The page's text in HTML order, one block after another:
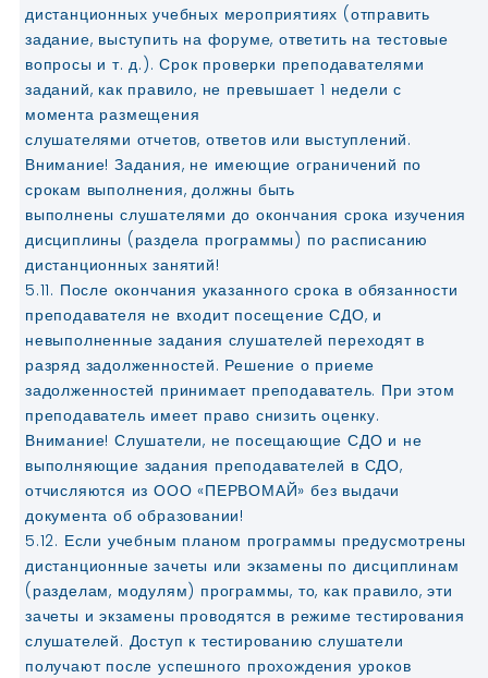
дистанционных учебных мероприятиях (отправить
задание, выступить на форуме, ответить на тестовые
вопросы и т. д.). Срок проверки преподавателями
заданий, как правило, не превышает 1 недели с
момента размещения
слушателями отчетов, ответов или выступлений.
Внимание! Задания, не имеющие ограничений по
срокам выполнения, должны быть
выполнены слушателями до окончания срока изучения
дисциплины (раздела программы) по расписанию
дистанционных занятий!
5.11. После окончания указанного срока в обязанности
преподавателя не входит посещение СДО, и
невыполненные задания слушателей переходят в
разряд задолженностей. Решение о приеме
задолженностей принимает преподаватель. При этом
преподаватель имеет право снизить оценку.
Внимание! Слушатели, не посещающие СДО и не
выполняющие задания преподавателей в СДО,
отчисляются из ООО «ПЕРВОМАЙ» без выдачи
документа об образовании!
5.12. Если учебным планом программы предусмотрены
дистанционные зачеты или экзамены по дисциплинам
(разделам, модулям) программы, то, как правило, эти
зачеты и экзамены проводятся в режиме тестирования
слушателей. Доступ к тестированию слушатели
получают после успешного прохождения уроков